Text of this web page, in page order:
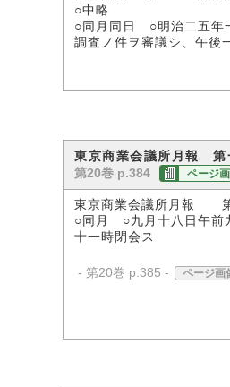
○中略
○同月同日 ○明治二五年
調査ノ件ヲ審議シ、午後
東京商業会議所月報
第20巻 p.384 ページ
東京商業会議所月報
○同月 ○九月十八日午前
十一時閉会ス
- 第20巻 p.385 - ページ画